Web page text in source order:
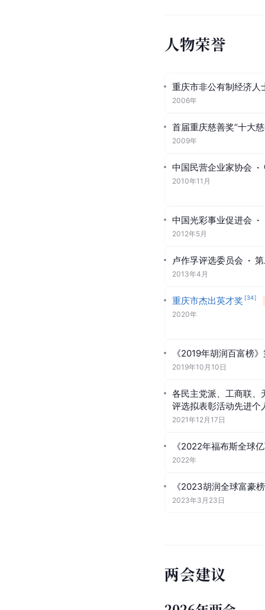
人物荣誉
重庆市非公有制经济人
2006年
首届重庆慈善奖“十大
2009年
中国民营企业家协会 ·
2010年11月
中国光彩事业促进会 ·
2012年5月
卢作孚评选委员会 ·
2013年4月
重庆市杰出英才奖 [34]
2020年
《2019年胡润百富榜
2019年10月10日
各民主党派、工商联、
评选拟表彰活动先进个
2021年12月17日
《2022年福布斯全球
2022年
《2023胡润全球富豪
2023年3月23日
两会建议